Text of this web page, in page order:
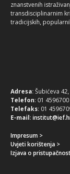
znanstvenih
transdisciplinarnim
tradicijskih,
Adresa: Šubićeva
Telefon: 01 4596700
Telefaks: 01
E-mail:
Impresum >
Uvjeti korištenja >
Izjava o